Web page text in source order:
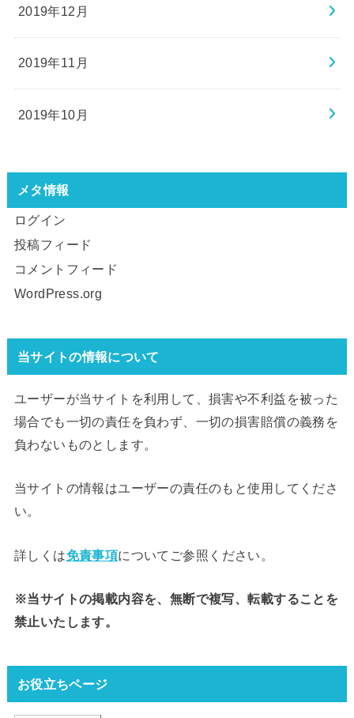
2019年12月
2019年11月
2019年10月
メタ情報
ログイン
投稿フィード
コメントフィード
WordPress.org
当サイトの情報について
ユーザーが当サイトを利用して、損害や不利益を被った
場合でも一切の責任を負わず、一切の損害賠償の義務を
負わないものとします。
当サイトの情報はユーザーの責任のもと使用してくださ
い。
詳しくは免責事項についてご参照ください。
※当サイトの掲載内容を、無断で複写、転載することを
禁止いたします。
お役立ちページ